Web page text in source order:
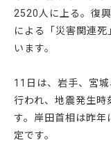
2520人に上る。復
による「災害関連
います。
11日は、岩手、宮
行われ、地震発生時
す。岸田首相は昨年
定です。